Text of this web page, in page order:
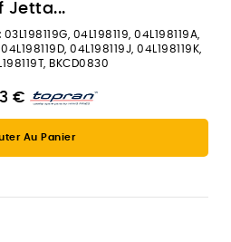
Jetta...
03L198119G, 04L198119, 04L198119A,
04L198119J, 04L198119K,
BKCD0830
€
Au Panier